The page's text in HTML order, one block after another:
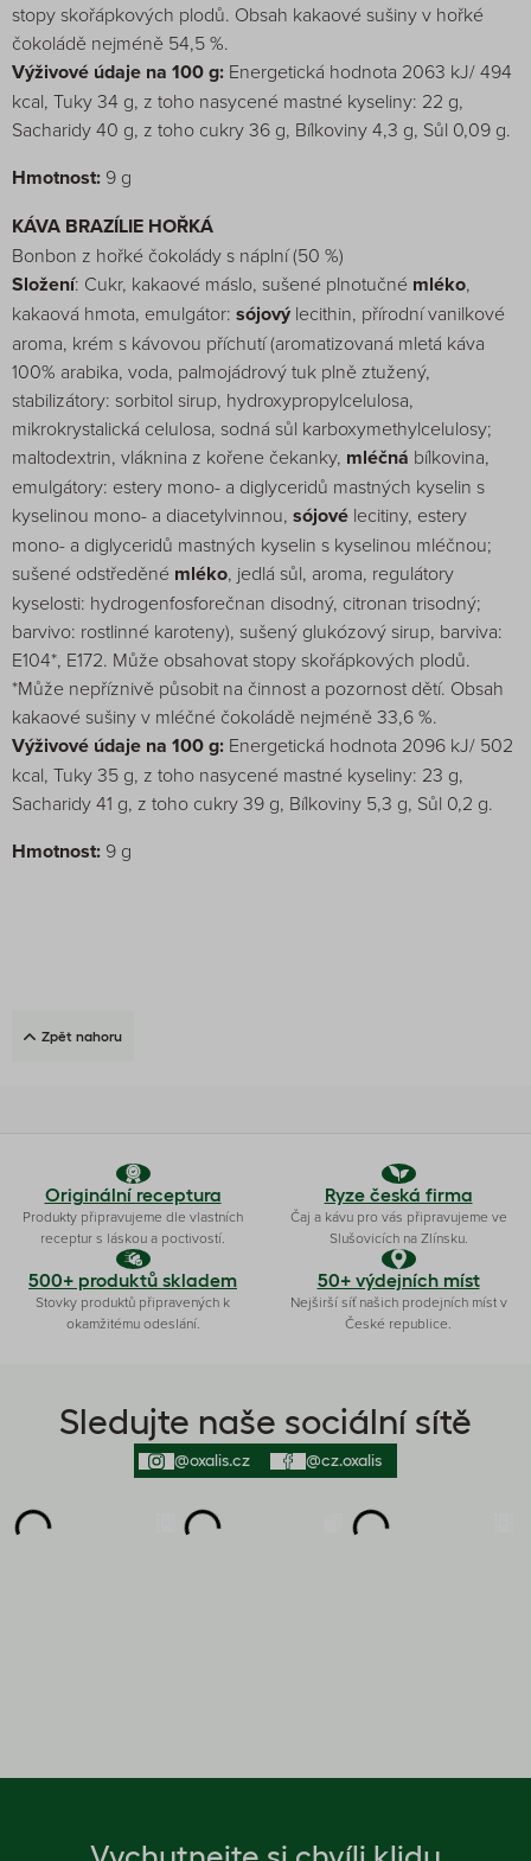
stopy skořápkových plodů. Obsah kakaové sušiny v hořké
čokoládě nejméně 54,5 %.
Výživové údaje na 100 g: Energetická hodnota 2063 kJ/ 494
kcal, Tuky 34 g, z toho nasycené mastné kyseliny: 22 g,
Sacharidy 40 g, z toho cukry 36 g, Bílkoviny 4,3 g, Sůl 0,09 g.
Hmotnost: 9 g
KÁVA BRAZÍLIE HOŘKÁ
Bonbon z hořké čokolády s náplní (50 %)
Složení: Cukr, kakaové máslo, sušené plnotučné mléko,
kakaová hmota, emulgátor: sójový lecithin, přírodní vanilkové
aroma, krém s kávovou příchutí (aromatizovaná mletá káva
100% arabika, voda, palmojádrový tuk plně ztužený,
stabilizátory: sorbitol sirup, hydroxypropylcelulosa,
mikrokrystalická celulosa, sodná sůl karboxymethylcelulosy;
maltodextrin, vláknina z kořene čekanky, mléčná bílkovina,
emulgátory: estery mono- a diglyceridů mastných kyselin s
kyselinou mono- a diacetylvinnou, sójové lecitiny, estery
mono- a diglyceridů mastných kyselin s kyselinou mléčnou;
sušené odstředěné mléko, jedlá sůl, aroma, regulátory
kyselosti: hydrogenfosforečnan disodný, citronan trisodný;
barvivo: rostlinné karoteny), sušený glukózový sirup, barviva:
E104*, E172. Může obsahovat stopy skořápkových plodů.
*Může nepříznivě působit na činnost a pozornost dětí. Obsah
kakaové sušiny v mléčné čokoládě nejméně 33,6 %.
Výživové údaje na 100 g: Energetická hodnota 2096 kJ/ 502
kcal, Tuky 35 g, z toho nasycené mastné kyseliny: 23 g,
Sacharidy 41 g, z toho cukry 39 g, Bílkoviny 5,3 g, Sůl 0,2 g.
Hmotnost: 9 g
Zpět nahoru
Originální receptura
Produkty připravujeme dle vlastních
receptur s láskou a poctivostí.
Ryze česká firma
Čaj a kávu pro vás připravujeme ve
Slušovicích na Zlínsku.
500+ produktů skladem
Stovky produktů připravených k
okamžitému odeslání.
50+ výdejních míst
Nejširší síť našich prodejních míst v
České republice.
Sledujte naše sociální sítě
@oxalis.cz @cz.oxalis